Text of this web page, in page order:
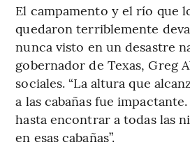
El campamento y el río que
quedaron terriblemente
nunca visto en un desastre
gobernador de Texas, Greg
sociales. “La altura que
a las cabañas fue
hasta encontrar a todas las
en esas cabañas”.